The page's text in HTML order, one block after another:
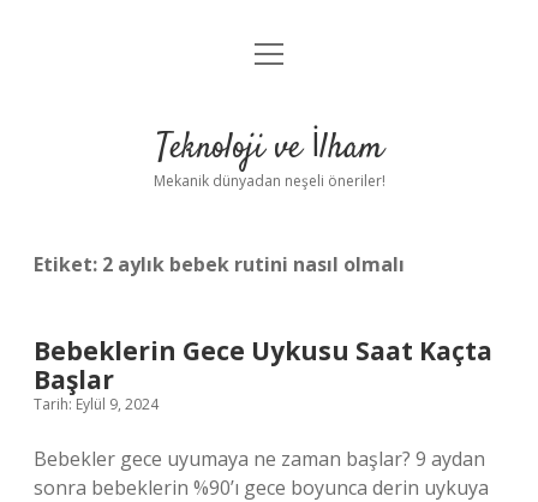
Anasayfa
Yasal Uyarı
menüyü
Teknoloji ve İlham
Mekanik dünyadan neşeli öneriler!
Etiket: 2 aylık bebek rutini nasıl olmalı
Bebeklerin Gece Uykusu Saat Kaçta
Başlar
Tarih: Eylül 9, 2024
Bebekler gece uyumaya ne zaman başlar? 9 aydan
sonra bebeklerin %90’ı gece boyunca derin uykuya